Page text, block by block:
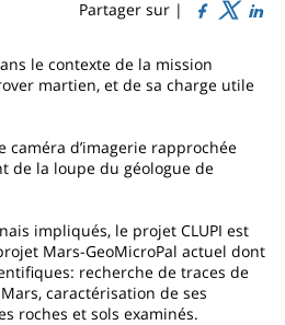
Partager sur |
le contexte de la mission
martien, et de sa charge utile
caméra d’imagerie rapprochée
de la loupe du géologue de
impliqués, le projet CLUPI est
Mars-GeoMicroPal actuel dont
recherche de traces de
caractérisation de ses
roches et sols examinés.